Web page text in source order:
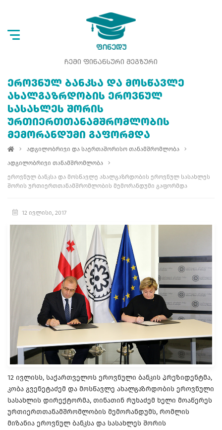
ᲩᲔᲛᲘ ᲤᲘᲜᲐᲜᲡᲣᲠᲘ ᲛᲔᲒᲖᲣᲠᲘ
ᲔᲠᲝᲕᲜᲣᲚ ᲑᲐᲜᲙᲡᲐ ᲓᲐ ᲛᲝᲡᲬᲐᲕᲚᲔ
ᲐᲮᲐᲚᲒᲐᲖᲠᲓᲝᲑᲘᲡ ᲔᲠᲝᲕᲜᲣᲚ
ᲡᲐᲡᲐᲮᲚᲔᲡ ᲨᲝᲠᲘᲡ
ᲣᲠᲗᲘᲔᲠᲗᲗᲐᲜᲐᲛᲨᲠᲝᲛᲚᲝᲑᲘᲡ
ᲛᲔᲛᲝᲠᲐᲜᲓᲣᲛᲘ ᲒᲐᲤᲝᲠᲛᲓᲐ
ადგილობრივი და საერთაშორისო თანამშრომლობა
ადგილობრივი თანამშრომლობა
ეროვნულ ბანკსა და მოსწავლე ახალგაზრდობის ეროვნულ სასახლეს
შორის ურთიერთთანამშრომლობის მემორანდუმი გაფორმდა
12 ივლისი, 2017
12 ივლისს, საქართველოს ეროვნული ბანკის პრეზიდენტმა,
კობა გვენეტაძემ და მოსწავლე ახალგაზრდობის ეროვნული
სასახლის დირექტორმა, თინათინ რუხაძემ ხელი მოაწერეს
ურთიერთთანამშრომლობის მემორანდუმს, რომლის
მიზანია ეროვნულ ბანკსა და სასახლეს შორის